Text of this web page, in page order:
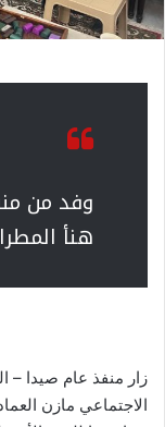
وفد من
هنأ
زار منفذ عام صيدا –
الاجتماعي مازن